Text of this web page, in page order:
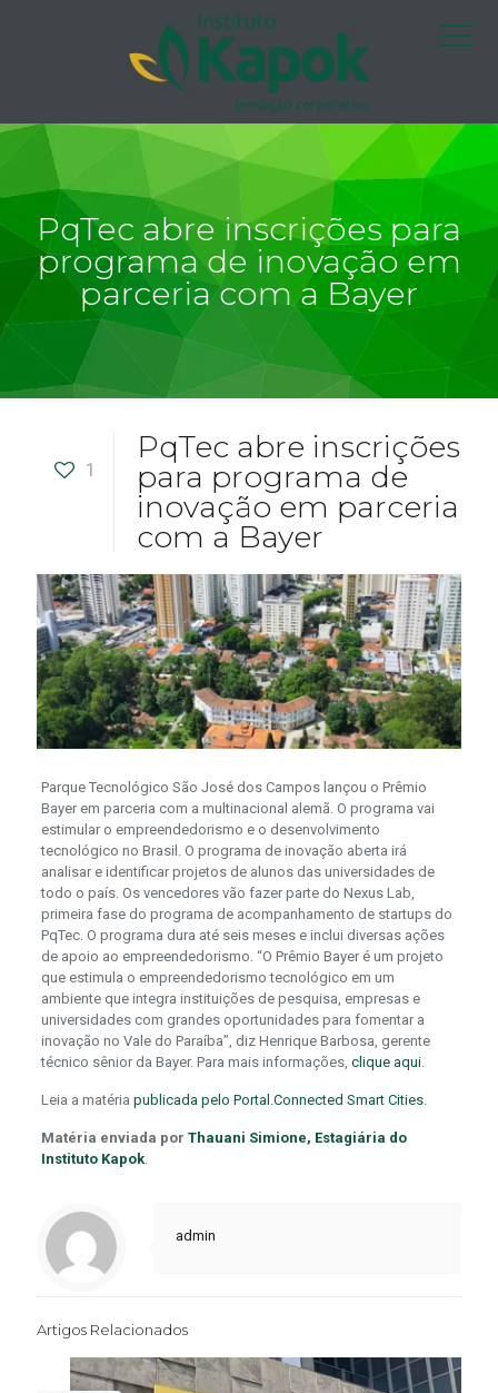
PqTec abre inscrições para
programa de inovação em
parceria com a Bayer
1
PqTec abre inscrições
para programa de
inovação em parceria
com a Bayer
Parque Tecnológico São José dos Campos lançou o Prêmio
Bayer em parceria com a multinacional alemã. O programa vai
estimular o empreendedorismo e o desenvolvimento
tecnológico no Brasil. O programa de inovação aberta irá
analisar e identificar projetos de alunos das universidades de
todo o país. Os vencedores vão fazer parte do Nexus Lab,
primeira fase do programa de acompanhamento de startups do
PqTec. O programa dura até seis meses e inclui diversas ações
de apoio ao empreendedorismo. “O Prêmio Bayer é um projeto
que estimula o empreendedorismo tecnológico em um
ambiente que integra instituições de pesquisa, empresas e
universidades com grandes oportunidades para fomentar a
inovação no Vale do Paraíba”, diz Henrique Barbosa, gerente
técnico sênior da Bayer. Para mais informações, clique aqui.
Leia a matéria publicada pelo Portal.Connected Smart Cities.
Matéria enviada por Thauani Simione, Estagiária do
Instituto Kapok.
admin
Artigos Relacionados